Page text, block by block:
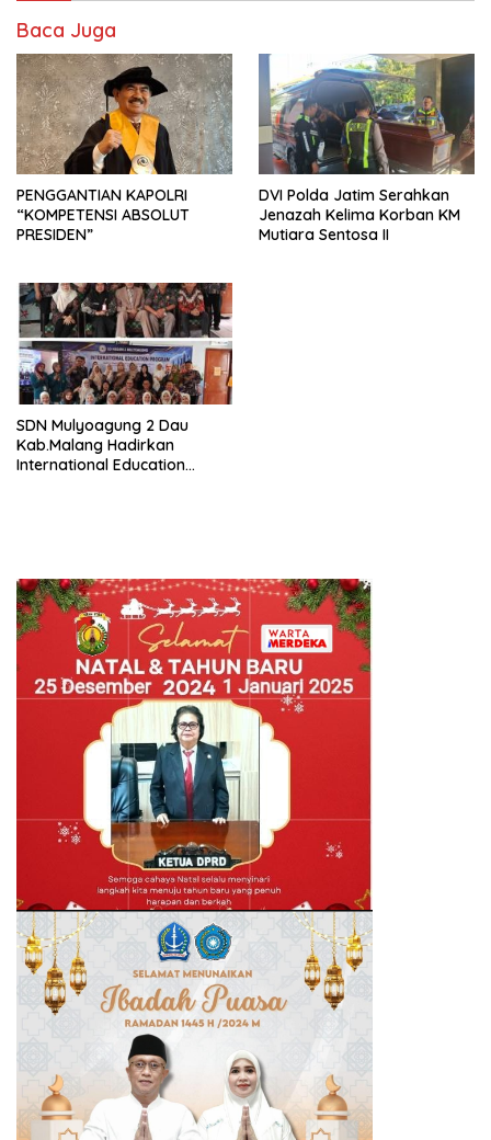
Baca Juga
PENGGANTIAN KAPOLRI
“KOMPETENSI ABSOLUT
PRESIDEN”
DVI Polda Jatim Serahkan
Jenazah Kelima Korban KM
Mutiara Sentosa II
SDN Mulyoagung 2 Dau
Kab.Malang Hadirkan
International Education